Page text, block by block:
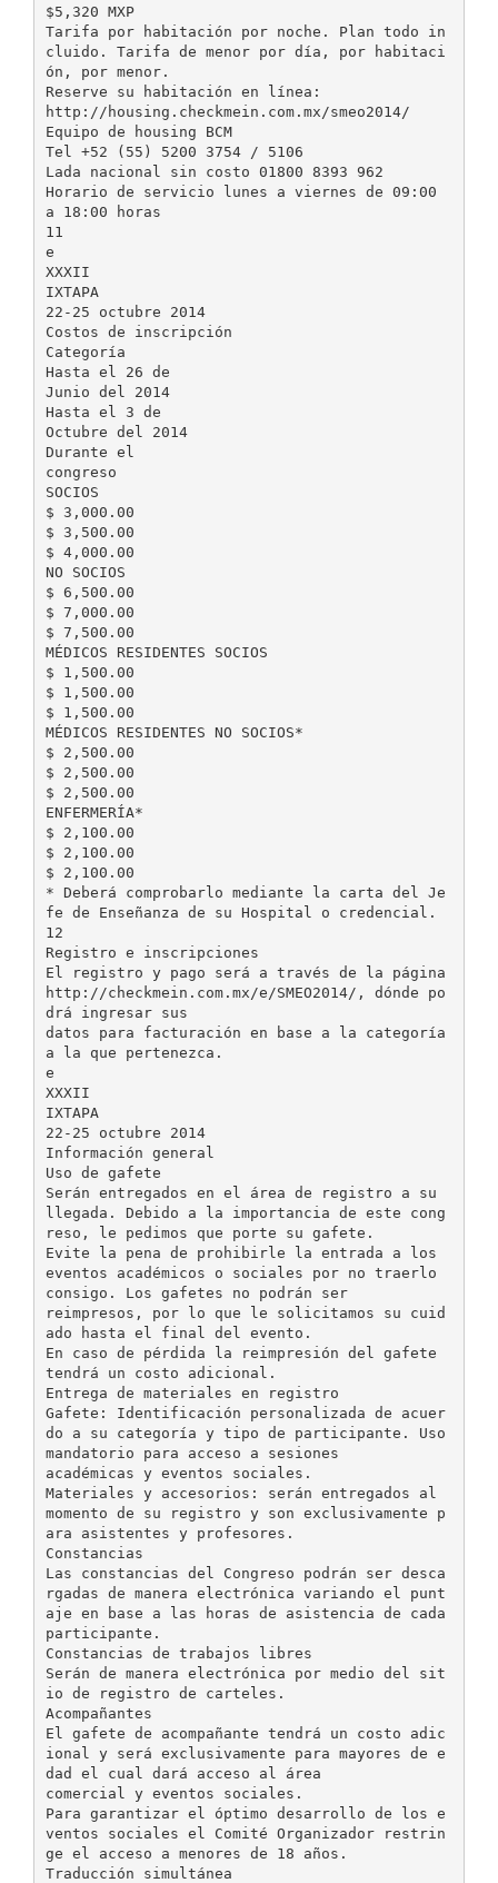
$5,320 MXP
Tarifa por habitación por noche. Plan todo in
cluido. Tarifa de menor por día, por habitaci
ón, por menor.
Reserve su habitación en línea:
http://housing.checkmein.com.mx/smeo2014/
Equipo de housing BCM
Tel +52 (55) 5200 3754 / 5106
Lada nacional sin costo 01800 8393 962
Horario de servicio lunes a viernes de 09:00
a 18:00 horas
11
e
XXXII
IXTAPA
22-25 octubre 2014
Costos de inscripción
Categoría
Hasta el 26 de
Junio del 2014
Hasta el 3 de
Octubre del 2014
Durante el
congreso
SOCIOS
$ 3,000.00
$ 3,500.00
$ 4,000.00
NO SOCIOS
$ 6,500.00
$ 7,000.00
$ 7,500.00
MÉDICOS RESIDENTES SOCIOS
$ 1,500.00
$ 1,500.00
$ 1,500.00
MÉDICOS RESIDENTES NO SOCIOS*
$ 2,500.00
$ 2,500.00
$ 2,500.00
ENFERMERÍA*
$ 2,100.00
$ 2,100.00
$ 2,100.00
* Deberá comprobarlo mediante la carta del Je
fe de Enseñanza de su Hospital o credencial.
12
Registro e inscripciones
El registro y pago será a través de la página
http://checkmein.com.mx/e/SMEO2014/, dónde po
drá ingresar sus
datos para facturación en base a la categoría
a la que pertenezca.
e
XXXII
IXTAPA
22-25 octubre 2014
Información general
Uso de gafete
Serán entregados en el área de registro a su
llegada. Debido a la importancia de este cong
reso, le pedimos que porte su gafete.
Evite la pena de prohibirle la entrada a los
eventos académicos o sociales por no traerlo
consigo. Los gafetes no podrán ser
reimpresos, por lo que le solicitamos su cuid
ado hasta el final del evento.
En caso de pérdida la reimpresión del gafete
tendrá un costo adicional.
Entrega de materiales en registro
Gafete: Identificación personalizada de acuer
do a su categoría y tipo de participante. Uso
mandatorio para acceso a sesiones
académicas y eventos sociales.
Materiales y accesorios: serán entregados al
momento de su registro y son exclusivamente p
ara asistentes y profesores.
Constancias
Las constancias del Congreso podrán ser desca
rgadas de manera electrónica variando el punt
aje en base a las horas de asistencia de cada
participante.
Constancias de trabajos libres
Serán de manera electrónica por medio del sit
io de registro de carteles.
Acompañantes
El gafete de acompañante tendrá un costo adic
ional y será exclusivamente para mayores de e
dad el cual dará acceso al área
comercial y eventos sociales.
Para garantizar el óptimo desarrollo de los e
ventos sociales el Comité Organizador restrin
ge el acceso a menores de 18 años.
Traducción simultánea